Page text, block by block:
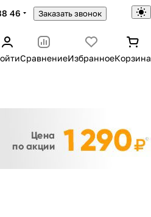
46 Заказать звонок
СравнениеИзбранноеКорзина